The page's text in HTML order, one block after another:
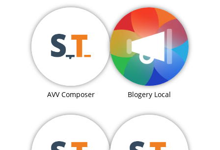
AVV Composer Blogery Local